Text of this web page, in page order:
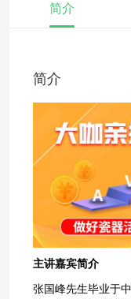
简介
简介
主讲嘉宾简介
张国峰先生毕业于